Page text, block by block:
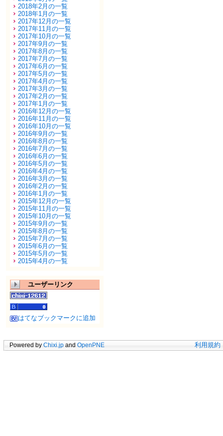
2018年2月の一覧
2018年1月の一覧
2017年12月の一覧
2017年11月の一覧
2017年10月の一覧
2017年9月の一覧
2017年8月の一覧
2017年7月の一覧
2017年6月の一覧
2017年5月の一覧
2017年4月の一覧
2017年3月の一覧
2017年2月の一覧
2017年1月の一覧
2016年12月の一覧
2016年11月の一覧
2016年10月の一覧
2016年9月の一覧
2016年8月の一覧
2016年7月の一覧
2016年6月の一覧
2016年5月の一覧
2016年4月の一覧
2016年3月の一覧
2016年2月の一覧
2016年1月の一覧
2015年12月の一覧
2015年11月の一覧
2015年10月の一覧
2015年9月の一覧
2015年8月の一覧
2015年7月の一覧
2015年6月の一覧
2015年5月の一覧
2015年4月の一覧
ユーザーリンク
はてなブックマークに追加
Powered by Chixi.jp and OpenPNE 利用規約